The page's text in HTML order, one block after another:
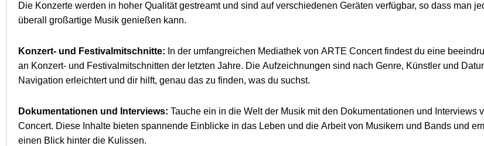
Die Konzerte werden in hoher Qualität gestreamt und sind auf verschiedenen Geräten verfügbar, so dass man
überall großartige Musik genießen kann.
Konzert- und Festivalmitschnitte: In der umfangreichen Mediathek von ARTE Concert findest du eine
an Konzert- und Festivalmitschnitten der letzten Jahre. Die Aufzeichnungen sind nach Genre, Künstler und
Navigation erleichtert und dir hilft, genau das zu finden, was du suchst.
Dokumentationen und Interviews: Tauche ein in die Welt der Musik mit den Dokumentationen und Interviews
Concert. Diese Inhalte bieten spannende Einblicke in das Leben und die Arbeit von Musikern und Bands und
einen Blick hinter die Kulissen.